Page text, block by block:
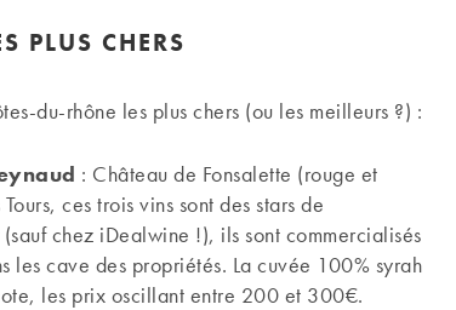
PLUS CHERS
du-rhône les plus chers (ou les meilleurs ?) :
: Château de Fonsalette (rouge et
ces trois vins sont des stars de
chez iDealwine !), ils sont commercialisés
les cave des propriétés. La cuvée 100% syrah
les prix oscillant entre 200 et 300€.